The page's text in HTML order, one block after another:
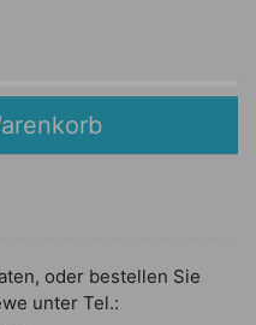
oder bestellen Sie
unter Tel.: